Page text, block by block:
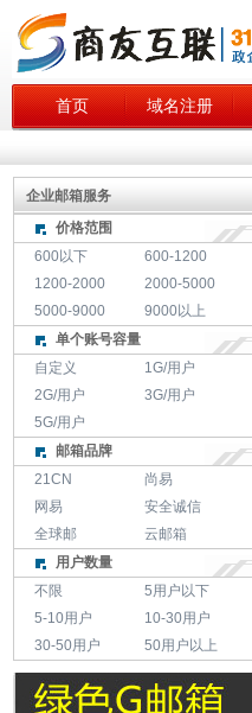
首页 域名注册
企业邮箱服务
价格范围
600以下
600-1200
1200-2000
2000-5000
5000-9000
9000以上
单个账号容量
自定义
1G/用户
2G/用户
3G/用户
5G/用户
邮箱品牌
21CN
尚易
网易
安全诚信
全球邮
云邮箱
用户数量
不限
5用户以下
5-10用户
10-30用户
30-50用户
50用户以上